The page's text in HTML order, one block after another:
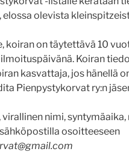
olevista
koiran on täytettävä 10
Koiran
kasvattaja, jos hänellä
Pienpystykorvat ry:n
nimi,
osoitteeseen